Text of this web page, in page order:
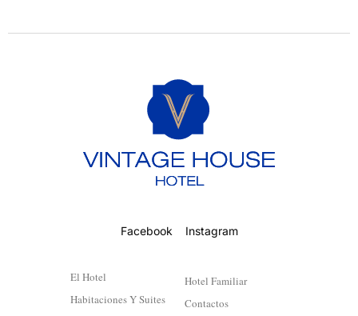
Facebook Instagram
El Hotel
Habitaciones Y Suites
Hotel Familiar
Contactos